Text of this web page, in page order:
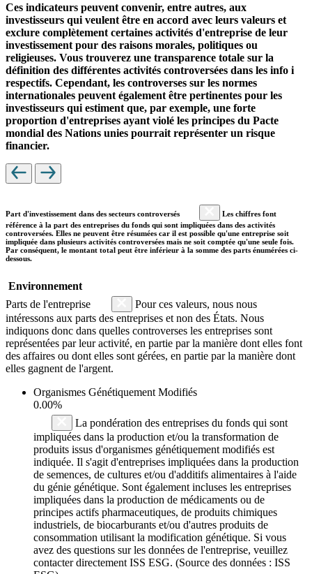
Ces indicateurs peuvent convenir, entre autres, aux
investisseurs qui veulent être en accord avec leurs valeurs et
exclure complètement certaines activités d'entreprise de leur
investissement pour des raisons morales, politiques ou
religieuses. Vous trouverez une transparence totale sur la
définition des différentes activités controversées dans les info i
respectifs. Cependant, les controverses sur les normes
internationales peuvent également être pertinentes pour les
investisseurs qui estiment que, par exemple, une forte
proportion d'entreprises ayant violé les principes du Pacte
mondial des Nations unies pourrait représenter un risque
financier.
Part d'investissement dans des secteurs controversés
Les chiffres font
référence à la part des entreprises du fonds qui sont impliquées dans des activités
controversées. Elles ne peuvent être résumées car il est possible qu'une entreprise soit
impliquée dans plusieurs activités controversées mais ne soit comptée qu'une seule fois.
Par conséquent, le montant total peut être inférieur à la somme des parts énumérées ci-
dessous.
Environnement
Parts de l'entreprise
Pour ces valeurs, nous nous
intéressons aux parts des entreprises et non des États. Nous
indiquons donc dans quelles controverses les entreprises sont
représentées par leur activité, en partie par la manière dont elles font
des affaires ou dont elles sont gérées, en partie par la manière dont
elles gagnent de l'argent.
Organismes Génétiquement Modifiés
0.00%
La pondération des entreprises du fonds qui sont
impliquées dans la production et/ou la transformation de
produits issus d'organismes génétiquement modifiés est
indiquée. Il s'agit d'entreprises impliquées dans la production
de semences, de cultures et/ou d'additifs alimentaires à l'aide
du génie génétique. Sont également incluses les entreprises
impliquées dans la production de médicaments ou de
principes actifs pharmaceutiques, de produits chimiques
industriels, de biocarburants et/ou d'autres produits de
consommation utilisant la modification génétique. Si vous
avez des questions sur les données de l'entreprise, veuillez
contacter directement ISS ESG. (Source des données : ISS